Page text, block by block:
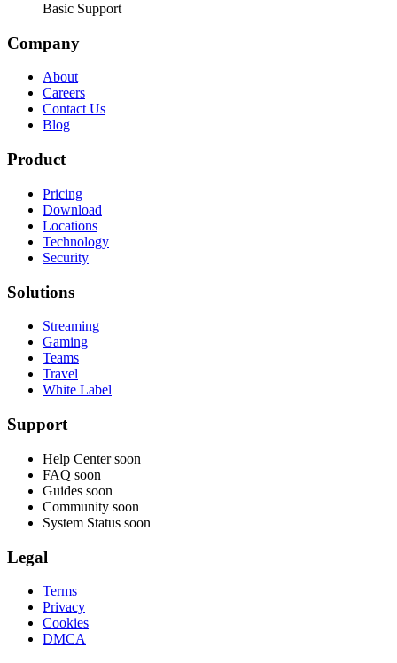
Basic Support
Company
About
Careers
Contact Us
Blog
Product
Pricing
Download
Locations
Technology
Security
Solutions
Streaming
Gaming
Teams
Travel
White Label
Support
Help Center soon
FAQ soon
Guides soon
Community soon
System Status soon
Legal
Terms
Privacy
Cookies
DMCA